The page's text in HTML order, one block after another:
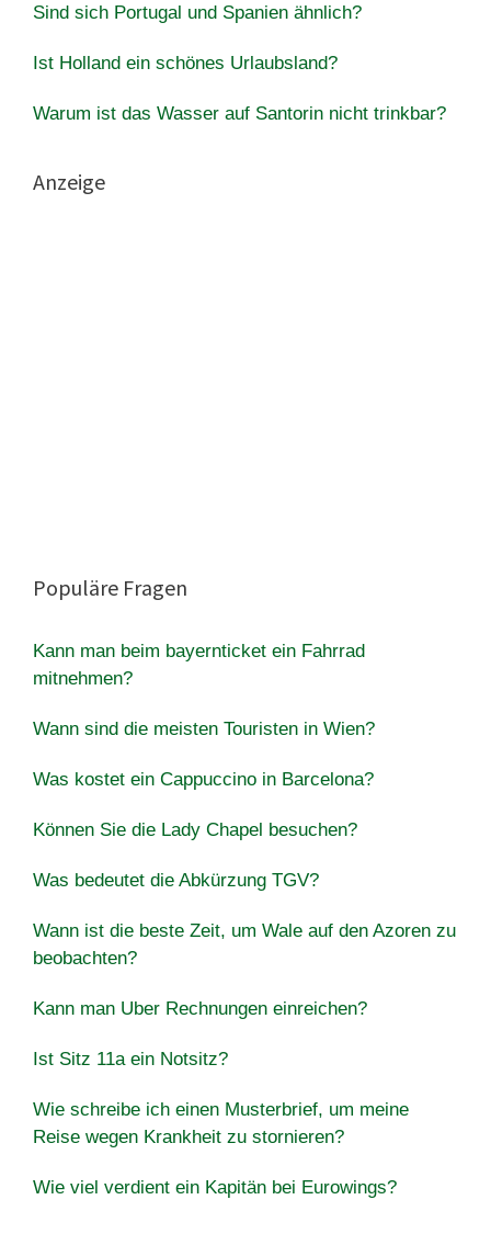
Sind sich Portugal und Spanien ähnlich?
Ist Holland ein schönes Urlaubsland?
Warum ist das Wasser auf Santorin nicht trinkbar?
Anzeige
Populäre Fragen
Kann man beim bayernticket ein Fahrrad
mitnehmen?
Wann sind die meisten Touristen in Wien?
Was kostet ein Cappuccino in Barcelona?
Können Sie die Lady Chapel besuchen?
Was bedeutet die Abkürzung TGV?
Wann ist die beste Zeit, um Wale auf den Azoren zu
beobachten?
Kann man Uber Rechnungen einreichen?
Ist Sitz 11a ein Notsitz?
Wie schreibe ich einen Musterbrief, um meine
Reise wegen Krankheit zu stornieren?
Wie viel verdient ein Kapitän bei Eurowings?